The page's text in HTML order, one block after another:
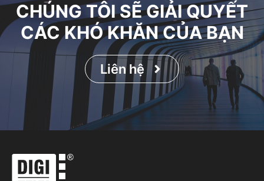
CHÚNG TÔI SẼ GIẢI QUYẾT
CÁC KHÓ KHĂN CỦA BẠN
Liên hệ